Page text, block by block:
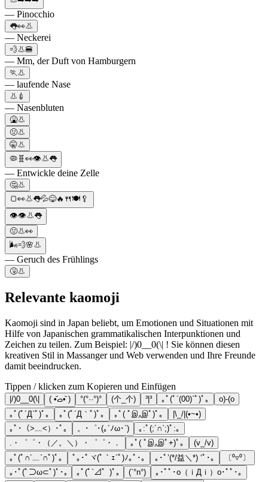
— Pinocchio
👅👀👃
— Neckerei
💨👃🍔
— Mm, der Duft von Hamburgern
🏃👃
— laufende Nase
👃💉
— Nasenbluten
🤮👃
🤢👃
🤫👃
🦠🧬👀👁👃👅
— Entwickle deine Zelle
🤔👃
🍞👀👃👅💦😋🔥🍴🍽️🥄
👁👁👃👅
🤢👃👀
🌬💨🌸👃
— Geruch des Frühlings
🤧👃
Relevante kaomoji
Kaomoji sind in Japan beliebt, um Emotionen und Situationen mit
Hilfe von Japanischen grammatikalischen Interpunktionen und
Zeichen zu teilen. Zum Beispiel: |/)0__0(\| ! Sie können diesen
kreativen Stil in Massanger und Web verwenden und Ihre Freunde
damit beeindrucken.
Tippen / klicken zum Kopieren und Einfügen
|/)0__0(\| ( •᷄ࡇ•᷅ ) °(°··°)° (个_个) ³|³ ｡ﾟ(ﾟ´(00)`ﾟ)ﾟ｡
o)-(o
｡ﾟ(ﾟ´Д`ﾟ)ﾟ｡
｡ﾟ(ﾟ´Д｀ﾟ)ﾟ｡ ｡ﾟ( ﾟஇ‸இﾟ)ﾟ｡
|\_/|(•~•)
｡ﾟ･（>﹏<）･ﾟ｡
。･゜･(｡´ﾉω･`)
｡:ﾟ(;´∩`;)ﾟ:｡
.・゜゜・（／。＼）・゜゜・．
｡ﾟ( ﾟஇ‸இﾟ+)ﾟ｡
(v_/v)
｡ﾟ(ﾟ∩´﹏`∩ﾟ)ﾟ｡
ﾟ｡･ﾟヾ(ﾟ｀ｪ´ﾟ)ﾉ｡ﾟ･｡ ｡･ﾟ’(*/益＼*) ‘ﾟ･｡
〔⁰▿⁰〕
｡･ﾟ(ﾟ⊃ω⊂ﾟ)ﾟ･｡
｡ﾟ(ﾟ`⊿゜)ﾟ｡ (`°n°)
｡･ﾟﾟ･o（ｉДｉ）o･ﾟﾟ･｡